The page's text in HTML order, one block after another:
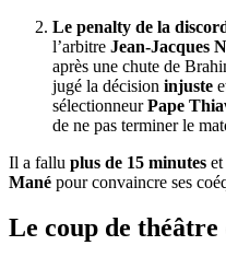
Le penalty de la
l’arbitre Jean-Jacques
après une chute de
jugé la décision injuste
sélectionneurPape
de ne pas terminer le
Il a fallu plus de 15 minutes
Mané pour convaincre ses
Le coup de